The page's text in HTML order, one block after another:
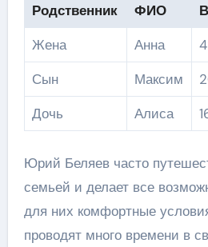
Родственник ФИО
Жена
Анна
Сын
Максим
Дочь
Алиса
Юрий Беляев часто
семьей и делает все
для них комфортные
проводят много времени в